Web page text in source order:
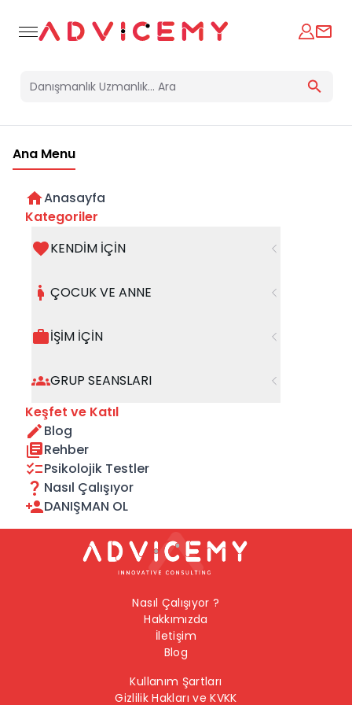
Ana Menu
Anasayfa
Kategoriler
KENDİM İÇİN
ÇOCUK VE ANNE
İŞİM İÇİN
GRUP SEANSLARI
Keşfet ve Katıl
Blog
Rehber
Psikolojik Testler
Nasıl Çalışıyor
DANIŞMAN OL
halinde whatsapp hattımızdan iletişime
Nasıl Çalışıyor ?
Hakkımızda
İletişim
Blog
Kullanım Şartları
Gizlilik Hakları ve KVKK